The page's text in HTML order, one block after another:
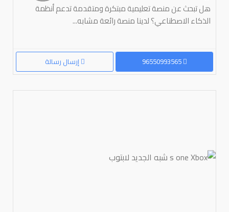
هل تبحث عن منصة تعليمية مبتكرة ومتقدمة تدعم أنظمة
الذكاء الاصطناعي؟ لدينا منصة رائعة مشابه...
إرسال رسالة 96550993565